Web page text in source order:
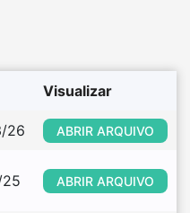
Visualizar
26 ABRIR ARQUIVO
25 ABRIR ARQUIVO